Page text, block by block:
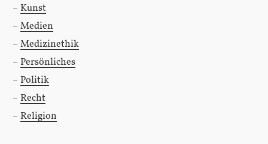
Kunst
Medien
Medizinethik
Persönliches
Politik
Recht
Religion